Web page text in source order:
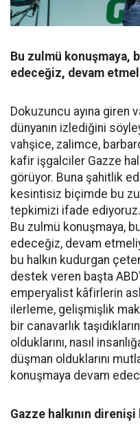
Bu zulmü konuşmaya,
edeceğiz, devam
Dokuzuncu ayına giren
dünyanın izlediğini
vahşice, zalimce,
kafir işgalciler Gazze
görüyor. Buna şahitlik
kesintisiz biçimde bu
tepkimizi ifade ediyoruz.
Bu zulmü konuşmaya,
edeceğiz, devam
bu halkın kudurgan
destek veren başta
emperyalist kâfirlerin
ilerleme, gelişmişlik
bir canavarlık
olduklarını, nasıl
düşman olduklarını
konuşmaya devam
Gazze halkının